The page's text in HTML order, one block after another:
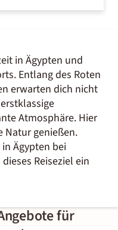
in Ägypten und
Entlang des Roten
erwarten dich nicht
Atmosphäre. Hier
Natur genießen.
Ägypten bei
Reiseziel ein
für